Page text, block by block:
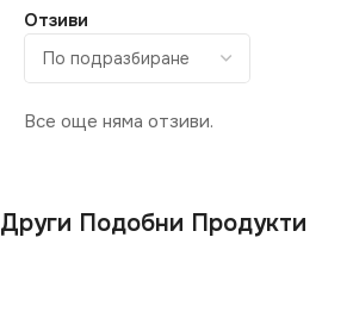
Отзиви
Все още няма отзиви.
Други Подобни Продукти